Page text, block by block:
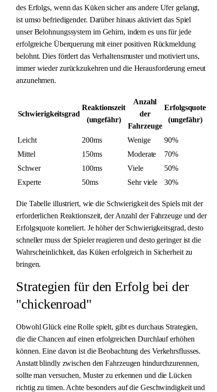
des Erfolgs, wenn das Küken sicher ans andere Ufer gelangt,
ist umso befriedigender. Darüber hinaus aktiviert das Spiel
unser Belohnungssystem im Gehirn, indem es uns für jede
erfolgreiche Überquerung mit einer positiven Rückmeldung
belohnt. Dies fördert das Verhaltensmuster und motiviert uns,
immer wieder zurückzukehren und die Herausforderung erneut
anzunehmen.
Schwierigkeitsgrad
Reaktionszeit
(ungefähr)
Anzahl
der
Fahrzeuge
Erfolgsquote
(ungefähr)
Leicht 200ms Wenige
90%
Mittel
150ms Moderate
70%
Schwer
100ms Viele
50%
Experte
50ms Sehr viele 30%
Die Tabelle illustriert, wie die Schwierigkeit des Spiels mit der
erforderlichen Reaktionszeit, der Anzahl der Fahrzeuge und der
Erfolgsquote korreliert. Je höher der Schwierigkeitsgrad, desto
schneller muss der Spieler reagieren und desto geringer ist die
Wahrscheinlichkeit, das Küken erfolgreich in Sicherheit zu
bringen.
Strategien für den Erfolg bei der
"chickenroad"
Obwohl Glück eine Rolle spielt, gibt es durchaus Strategien,
die die Chancen auf einen erfolgreichen Durchlauf erhöhen
können. Eine davon ist die Beobachtung des Verkehrsflusses.
Anstatt blindly zwischen den Fahrzeugen hindurchzurennen,
sollte man versuchen, Muster zu erkennen und die Lücken
richtig zu timen. Achte besonders auf die Geschwindigkeit und